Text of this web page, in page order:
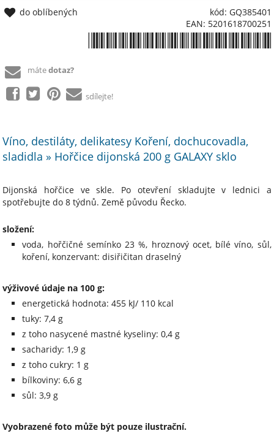
kód: GQ385401
EAN: 5201618700251
do oblíbených
mátedotaz?
sdílejte!
Víno, destiláty, delikatesy Koření, dochucovadla,
sladidla » Hořčice dijonská 200 g GALAXY sklo
Dijonská hořčice ve skle. Po otevření skladujte v lednici a
spotřebujte do 8 týdnů. Země původu Řecko.
složení:
voda, hořčičné semínko 23 %, hroznový ocet, bílé víno, sůl,
koření, konzervant: disiřičitan draselný
výživové údaje na 100 g:
energetická hodnota: 455 kJ/ 110 kcal
tuky: 7,4 g
z toho nasycené mastné kyseliny: 0,4 g
sacharidy: 1,9 g
z toho cukry: 1 g
bílkoviny: 6,6 g
sůl: 3,9 g
Vyobrazené foto může být pouze ilustrační.